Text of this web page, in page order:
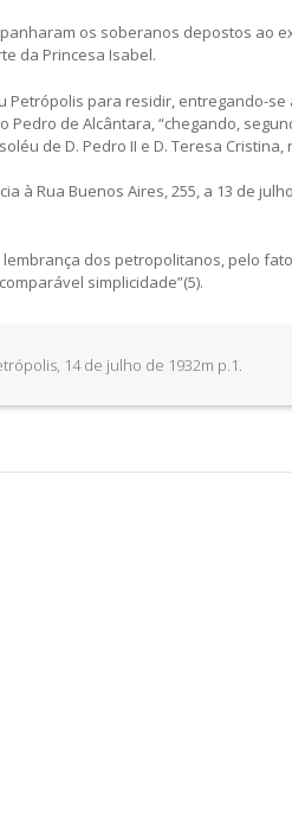
os soberanos depostos ao
da Princesa Isabel.
Petrópolis para residir, entregando-
Pedro de Alcântara, “chegando,
de D. Pedro II e D. Teresa Cristina,
à Rua Buenos Aires, 255, a 13 de
dos petropolitanos, pelo
simplicidade”(5).
14 de julho de 1932m p.1.